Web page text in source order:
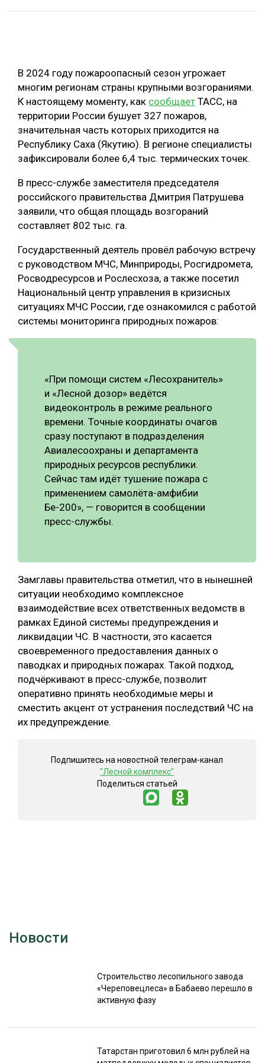
ЛЕСОВОССТАНОВЛЕНИЕ И ЗАЩИТА
ЛОГИСТИКА
ПРОИЗВОДСТВО ДРЕВЕСНЫХ ПЛИТ
ЦБП
КОМПЛЕКСНАЯ ПЕРЕРАБОТКА
ЛЕСОПИЛЕНИЕ
ДЕРЕВЯННОЕ ДОМОСТРОЕНИЕ
СОРТИРОВКА ДРЕВЕСИНЫ
СУШКА ДРЕВЕСИНЫ
МЕБЕЛЬНОЕ ПРОИЗВОДСТВО
ТЕМАТИЧЕСКИЕ ПРОЕКТЫ
ПОДБОРКИ СТАТЕЙ
В 2024 году пожароопасный сезон угрожает
многим регионам страны крупными возгораниями.
К настоящему моменту, как сообщает ТАСС, на
территории России бушует 327 пожаров,
значительная часть которых приходится на
Республику Саха (Якутию). В регионе специалисты
зафиксировали более 6,4 тыс. термических точек.
В пресс-службе заместителя председателя
российского правительства Дмитрия Патрушева
заявили, что общая площадь возгораний
составляет 802 тыс. га.
Государственный деятель провёл рабочую встречу
с руководством МЧС, Минприроды, Росгидромета,
Росводресурсов и Рослесхоза, а также посетил
Национальный центр управления в кризисных
ситуациях МЧС России, где ознакомился с работой
системы мониторинга природных пожаров:
«При помощи систем «Лесохранитель»
и «Лесной дозор» ведётся
видеоконтроль в режиме реального
времени. Точные координаты очагов
сразу поступают в подразделения
Авиалесоохраны и департамента
природных ресурсов республики.
Сейчас там идёт тушение пожара с
применением самолёта-амфибии
Бе-200», — говорится в сообщении
пресс-службы.
Замглавы правительства отметил, что в нынешней
ситуации необходимо комплексное
взаимодействие всех ответственных ведомств в
рамках Единой системы предупреждения и
ликвидации ЧС. В частности, это касается
своевременного предоставления данных о
паводках и природных пожарах. Такой подход,
подчёркивают в пресс-службе, позволит
оперативно принять необходимые меры и
сместить акцент от устранения последствий ЧС на
их предупреждение.
Подпишитесь на новостной телеграм-канал
"Лесной комплекс"
Поделиться статьей
Новости
Строительство лесопильного завода
«Череповецлеса» в Бабаево перешло в
активную фазу
Татарстан приготовил 6 млн рублей на